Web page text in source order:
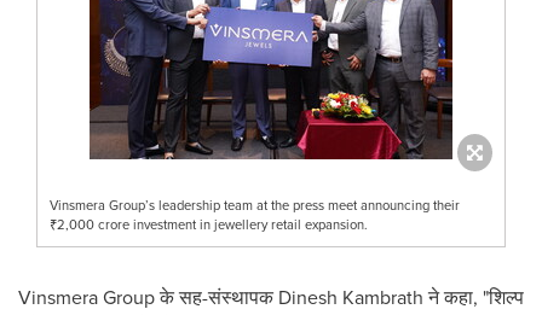
Vinsmera Group’s leadership team at the press meet announcing their
₹2,000 crore investment in jewellery retail expansion.
Vinsmera Group के सह-संस्थापक Dinesh Kambrath ने कहा, "शिल्प